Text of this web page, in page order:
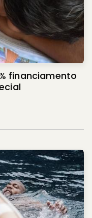
financiamento